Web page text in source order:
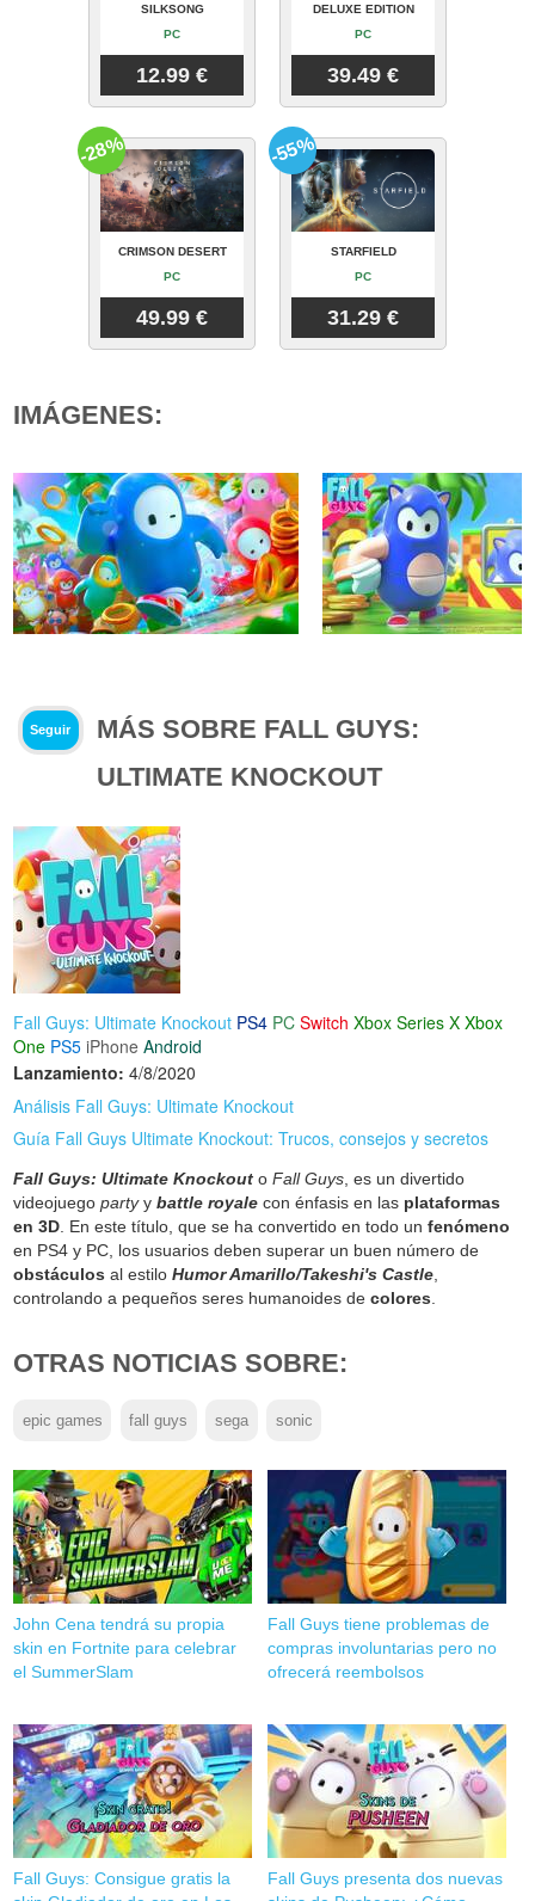
SILKSONG
PC
12.99 €
DELUXE EDITION
PC
39.49 €
CRIMSON DESERT
PC
49.99 €
-28%
STARFIELD
PC
31.29 €
-55%
IMÁGENES:
Seguir
MÁS SOBRE FALL GUYS:
ULTIMATE KNOCKOUT
Fall Guys: Ultimate Knockout PS4 PC Switch Xbox Series X Xbox
One PS5 iPhone Android
Lanzamiento: 4/8/2020
Análisis Fall Guys: Ultimate Knockout
Guía Fall Guys Ultimate Knockout: Trucos, consejos y secretos
Fall Guys: Ultimate Knockout oFall Guys , es un divertido
videojuegopartyybattle royale con énfasis en las plataformas
en 3D . En este título, que se ha convertido en todo unfenómeno
en PS4 y PC, los usuarios deben superar un buen número de
obstáculos al estiloHumor Amarillo/Takeshi's Castle
controlando a pequeños seres humanoides decolores
OTRAS NOTICIAS SOBRE:
epic games fall guys sega sonic
John Cena tendrá su propia
skin en Fortnite para celebrar
el SummerSlam
Fall Guys tiene problemas de
compras involuntarias pero no
ofrecerá reembolsos
Fall Guys: Consigue gratis la
Fall Guys presenta dos nuevas